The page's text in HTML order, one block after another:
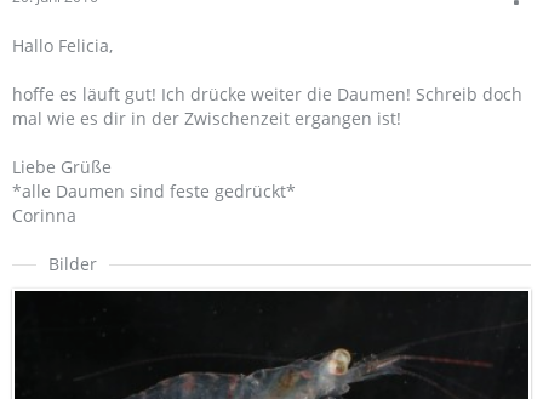
Hallo Felicia,
hoffe es läuft gut! Ich drücke weiter die Daumen! Schreib doch
mal wie es dir in der Zwischenzeit ergangen ist!
Liebe Grüße
*alle Daumen sind feste gedrückt*
Corinna
Bilder